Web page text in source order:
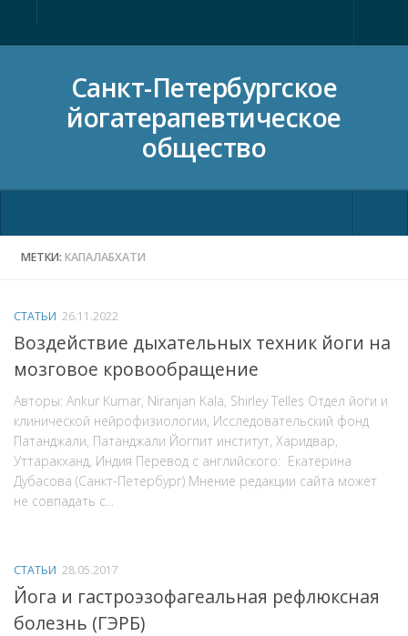
Члены общества
Материалы
Санкт-Петербургское
йогатерапевтическое
общество
Ежегодная конференция
Программа 2023
Программа 2018
Программа 2017
Программа 2016
Программа 2015
Программа 2014
Программа 2013
Фотоотчёт с Конференции 2015
Фотоотчёт с Конференции 2014
Фотоотчёт с Конференции 2013
МЕТКИ: КАПАЛАБХАТИ
СТАТЬИ 26.11.2022
Воздействие дыхательных техник йоги на
мозговое кровообращение
Авторы: Ankur Kumar, Niranjan Kala, Shirley Telles Отдел йоги и
клинической нейрофизиологии, Исследовательский фонд
Патанджали, Патанджали Йогпит институт, Харидвар,
Уттаракханд, Индия Перевод с английского: Екатерина
Дубасова (Санкт-Петербург) Мнение редакции сайта может
не совпадать с...
СТАТЬИ 28.05.2017
Йога и гастроэзофагеальная рефлюксная
болезнь (ГЭРБ)